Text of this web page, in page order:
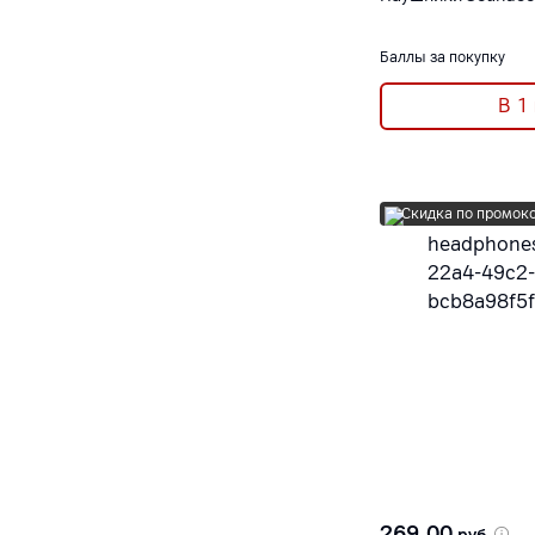
Баллы за покупку
В 1
Скидка по